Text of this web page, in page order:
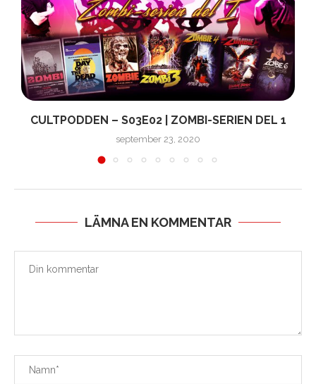
CULTPODDEN – S03E02 | ZOMBI-SERIEN DEL 1
september 23, 2020
LÄMNA EN KOMMENTAR